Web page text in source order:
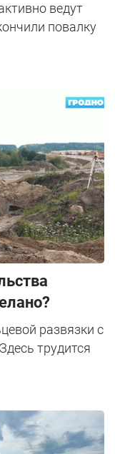
ведут
повалку
развязки с
трудится